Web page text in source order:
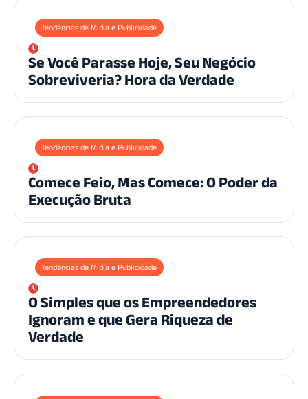
Tendências de Mídia e Publicidade
Se Você Parasse Hoje, Seu Negócio
Sobreviveria? Hora da Verdade
Tendências de Mídia e Publicidade
Comece Feio, Mas Comece: O Poder da
Execução Bruta
Tendências de Mídia e Publicidade
O Simples que os Empreendedores
Ignoram e que Gera Riqueza de
Verdade